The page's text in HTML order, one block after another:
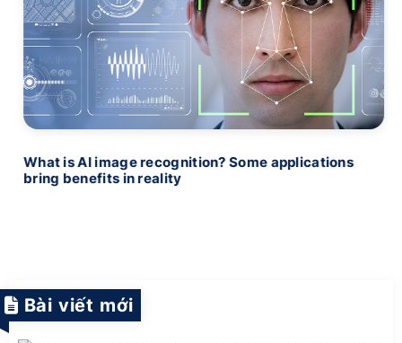
What is AI image recognition? Some applications
bring benefits in reality
Bài viết mới